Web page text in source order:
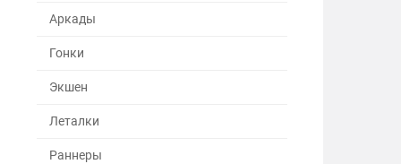
Аркады
Гонки
Экшен
Леталки
Раннеры